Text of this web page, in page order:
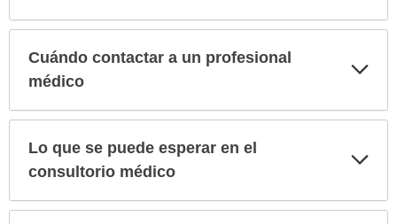
Cuándo contactar a un profesional
médico
Lo que se puede esperar en el
consultorio médico